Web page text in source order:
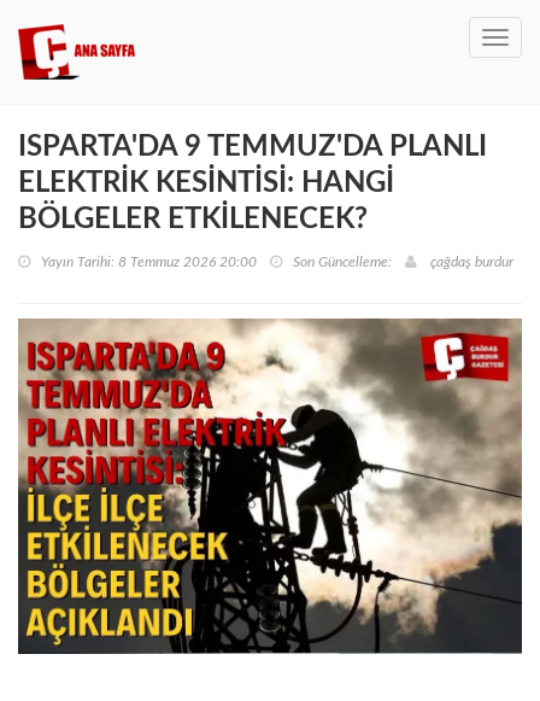
ISPARTA'DA 9 TEMMUZ'DA PLANLI
ELEKTRİK KESİNTİSİ: HANGİ
BÖLGELER ETKİLENECEK?
Yayın Tarihi: 8 Temmuz 2026 20:00 Son Güncelleme: çağdaş burdur